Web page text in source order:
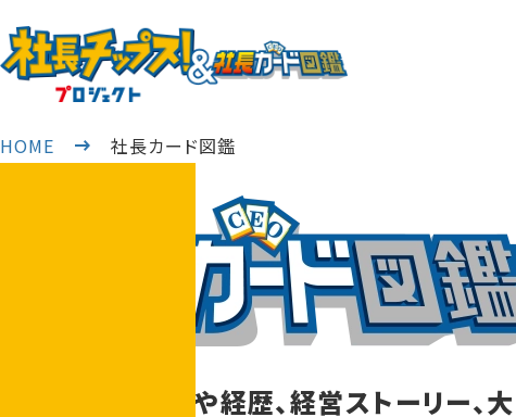
HOME 社長カード図鑑
社長の趣味嗜好や経歴、経営ストーリー、大